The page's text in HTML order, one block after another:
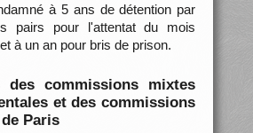
à 5 ans de détention par
pairs pour l'attentat du mois
à un an pour bris de prison.
des commissions mixtes
et des commissions
Paris